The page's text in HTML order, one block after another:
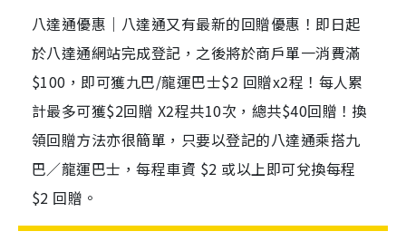
八達通優惠｜八達通又有最新的回贈優惠！即日起
於八達通網站完成登記，之後將於商戶單一消費滿
$100，即可獲九巴/龍運巴士$2 回贈x2程！每人累
計最多可獲$2回贈 X2程共10次，總共$40回贈！換
領回贈方法亦很簡單，只要以登記的八達通乘搭九
巴／龍運巴士，每程車資 $2 或以上即可兌換每程
$2 回贈。